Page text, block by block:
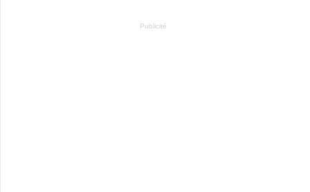
Publicité